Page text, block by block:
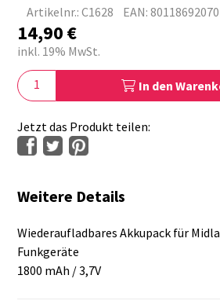
Artikelnr.: C1628 EAN:
14,90€
inkl. 19% MwSt.
In den
Jetzt das Produkt teilen:
Weitere Details
Wiederaufladbares Akkupack für
Funkgeräte
1800 mAh / 3,7V